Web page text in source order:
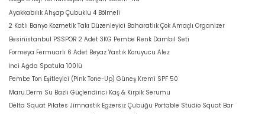
Ayakkabılık Ahşap Çubuklu 4 Bölmeli
2 Katlı Banyo Kozmetik Takı Düzenleyici Baharatlık Çok Amaçlı Organizer
Besinistanbul PSSPOR 2 Adet 3KG Pembe Renk Dambıl Seti
Formeya Fermuarlı 6 Adet Beyaz Yastık Koruyucu Alez
İnci Ağda Spatula 100lü
Pembe Ton Eşitleyici (Pink Tone-Up) Güneş Kremi SPF 50
Maru.Derm Su Bazlı Güçlendirici Kaş & Kirpik Serumu
Delta Squat Pilates Jimnastik Egzersiz Çubuğu Portable Studio Squat Bar